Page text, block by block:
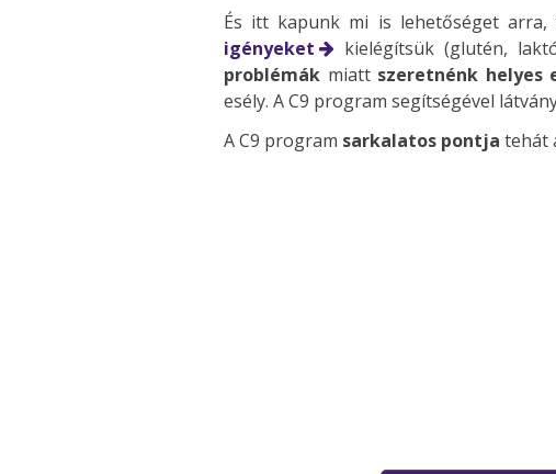
És itt kapunk mi is lehetőséget arra,
igényeket
kielégítsük (glutén,
problémák miatt szeretnénk helyes
esély. A C9 program segítségével
A C9 program sarkalatos pontja tehát